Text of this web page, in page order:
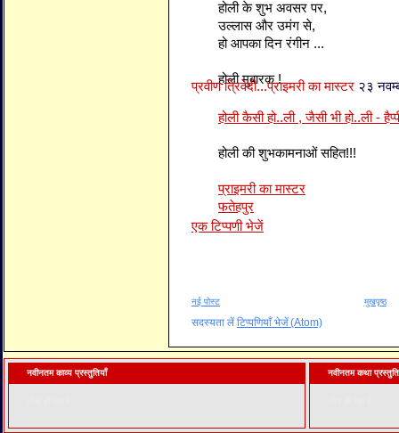
होली के शुभ अवसर पर,
उल्लास और उमंग से,
हो आपका दिन रंगीन ...
होली मुबारक !
प्रवीण त्रिवेदी...प्राइमरी का मास्टर २३
होली कैसी हो..ली , जैसी भी हो..ली -
होली की शुभकामनाओं सहित!!!
प्राइमरी का मास्टर
फतेहपुर
एक टिप्पणी भेजें
नई पोस्ट मुखपृष्ठ
सदस्यता लें टिप्पणियाँ भेजें (Atom)
नवीनतम काव्य प्रस्तुतियाँ नवीनतम कथा